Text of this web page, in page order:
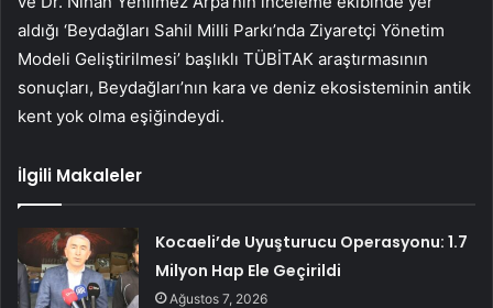
aldığı ‘Beydağları Sahil Milli Parkı’nda Ziyaretçi Yönetim
Modeli Geliştirilmesi’ başlıklı TÜBİTAK araştırmasının
sonuçları, Beydağları’nın kara ve deniz ekosisteminin antik
kent yok olma eşiğindeydi.
İlgili Makaleler
Kocaeli’de Uyuşturucu Operasyonu: 1.7
Milyon Hap Ele Geçirildi
Ağustos 7, 2026